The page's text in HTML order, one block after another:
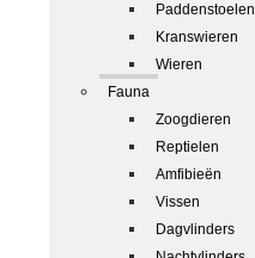
Paddenstoelen
Kranswieren
Wieren
Fauna
Zoogdieren
Reptielen
Amfibieën
Vissen
Dagvlinders